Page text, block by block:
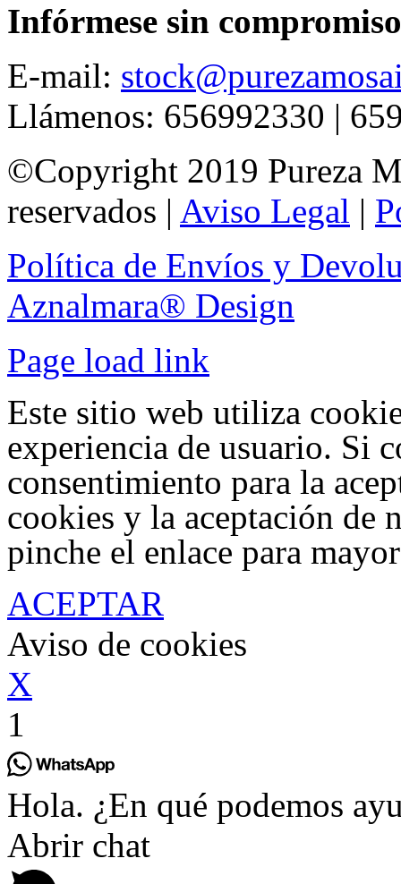
Infórmese sin
E-mail:
Llámenos: 656992330 |
©Copyright 2019 Pureza
reservados | Aviso Legal |
Política de Envíos y
Aznalmara® Design
Page load link
Este sitio web utiliza
experiencia de usuario. Si
consentimiento para la
cookies y la aceptación de
pinche el enlace para
ACEPTAR
Aviso de cookies
X
1
Hola. ¿En qué podemos
Abrir chat